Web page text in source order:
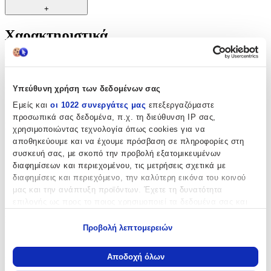
Υπεύθυνη χρήση των δεδομένων σας
Εμείς και οι 1022 συνεργάτες μας επεξεργαζόμαστε
προσωπικά σας δεδομένα, π.χ. τη διεύθυνση IP σας,
χρησιμοποιώντας τεχνολογία όπως cookies για να
αποθηκεύουμε και να έχουμε πρόσβαση σε πληροφορίες στη
συσκευή σας, με σκοπό την προβολή εξατομικευμένων
διαφημίσεων και περιεχομένου, τις μετρήσεις σχετικά με
διαφημίσεις και περιεχόμενο, την καλύτερη εικόνα του κοινού
μας και την ανάπτυξη προϊόντων. Έχετε τη δυνατότητα
Να συλλέξουμε πληροφορίες σχετικά με τη γεωγραφική
σας τοποθεσία, οι οποίες μπορεί να είναι ακριβείς σε
Προβολή λεπτομερειών
Αποδοχή όλων
+
Χαρακτηριστικά
Χρώμα:
Κίτρινο
Καράτια:
9
14
18
K
Σετ